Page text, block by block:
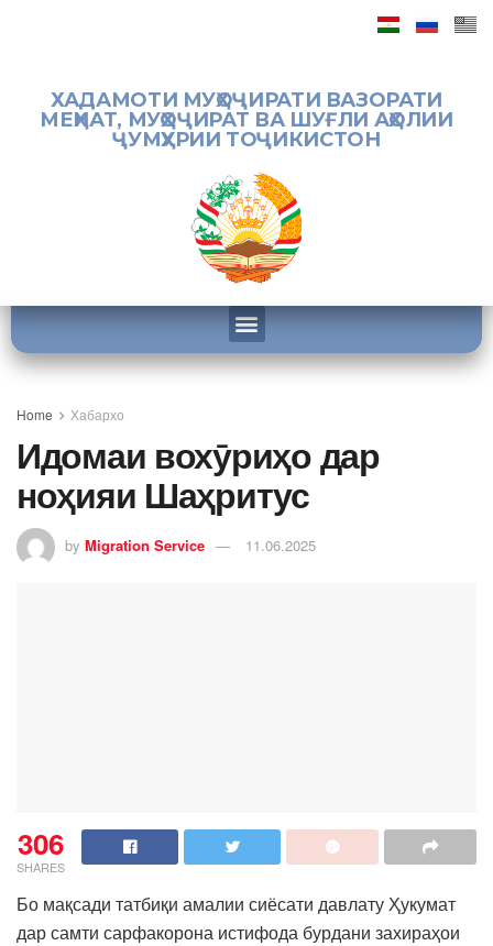
ХАДАМОТИ МУҲОҶИРАТИ ВАЗОРАТИ
МЕҲНАТ, МУҲОҶИРАТ ВА ШУҒЛИ АҲОЛИИ
ҶУМҲУРИИ ТОҶИКИСТОН
Home Хабархо
Идомаи вохӯриҳо дар
ноҳияи Шаҳритус
by Migration Service 11.06.2025
306
SHARES
Бо мақсади татбиқи амалии сиёсати давлату Ҳукумат
дар самти сарфакорона истифода бурдани захираҳои